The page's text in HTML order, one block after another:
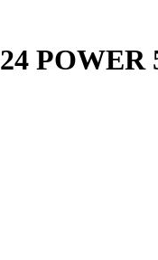
POWER